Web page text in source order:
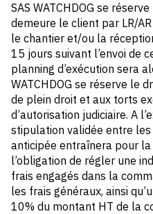
SAS WATCHDOG se
demeure le client par LR/
le chantier et/ou la
15 jours suivant l’envoi de
planning d’exécution sera
WATCHDOG se réserve le
de plein droit et aux torts
d’autorisation judiciaire. A
stipulation validée entre
anticipée entraînera pour la
l’obligation de régler une
frais engagés dans la
les frais généraux, ainsi
10% du montant HT de la